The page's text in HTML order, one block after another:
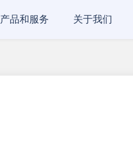
产品和服务 关于我们